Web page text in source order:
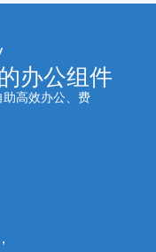
办公组件
高效办公、费